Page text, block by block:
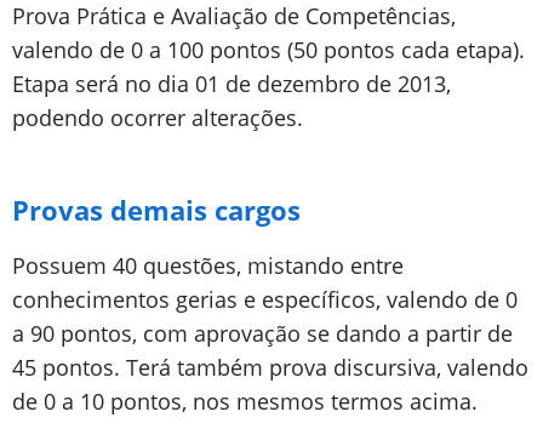
Prova Prática e Avaliação de Competências,
valendo de 0 a 100 pontos (50 pontos cada etapa).
Etapa será no dia 01 de dezembro de 2013,
podendo ocorrer alterações.
Provas demais cargos
Possuem 40 questões, mistando entre
conhecimentos gerias e específicos, valendo de 0
a 90 pontos, com aprovação se dando a partir de
45 pontos. Terá também prova discursiva, valendo
de 0 a 10 pontos, nos mesmos termos acima.